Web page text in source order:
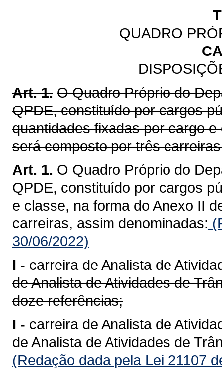
QUADRO
Art. 1. O Quadro Próprio do
QPDE, constituído por cargos
quantidades fixadas por cargo
será composto por três
Art. 1. O Quadro Próprio do
QPDE, constituído por cargos
e classe, na forma do Anexo II
carreiras, assim denominadas:
30/06/2022)
I - carreira de Analista de
de Analista de Atividades de
doze referências;
I - carreira de Analista de
de Analista de Atividades de
(Redação dada pela Lei 21107